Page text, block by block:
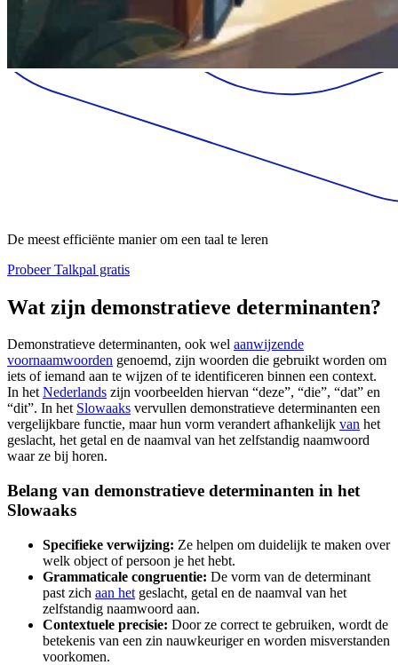
De meest efficiënte manier om een taal te leren
Probeer Talkpal gratis
Wat zijn demonstratieve determinanten?
Demonstratieve determinanten, ook wel aanwijzende
voornaamwoorden genoemd, zijn woorden die gebruikt worden om
iets of iemand aan te wijzen of te identificeren binnen een context.
In hetNederlands zijn voorbeelden hiervan “deze”, “die”, “dat” en
“dit”. In het Slowaaks vervullen demonstratieve determinanten een
vergelijkbare functie, maar hun vorm verandert afhankelijk van het
geslacht, het getal en de naamval van het zelfstandig naamwoord
waar ze bij horen.
Belang van demonstratieve determinanten in het
Slowaaks
Specifieke verwijzing: Ze helpen om duidelijk te maken over
welk object of persoon je het hebt.
Grammaticale congruentie: De vorm van de determinant
past zich aan het geslacht, getal en de naamval van het
zelfstandig naamwoord aan.
Contextuele precisie: Door ze correct te gebruiken, wordt de
betekenis van een zin nauwkeuriger en worden misverstanden
voorkomen.